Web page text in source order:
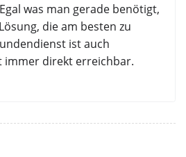
was man gerade benötigt,
die am besten zu
ist auch
immer direkt erreichbar.